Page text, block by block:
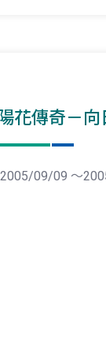
花傳奇－向
09/09 ～